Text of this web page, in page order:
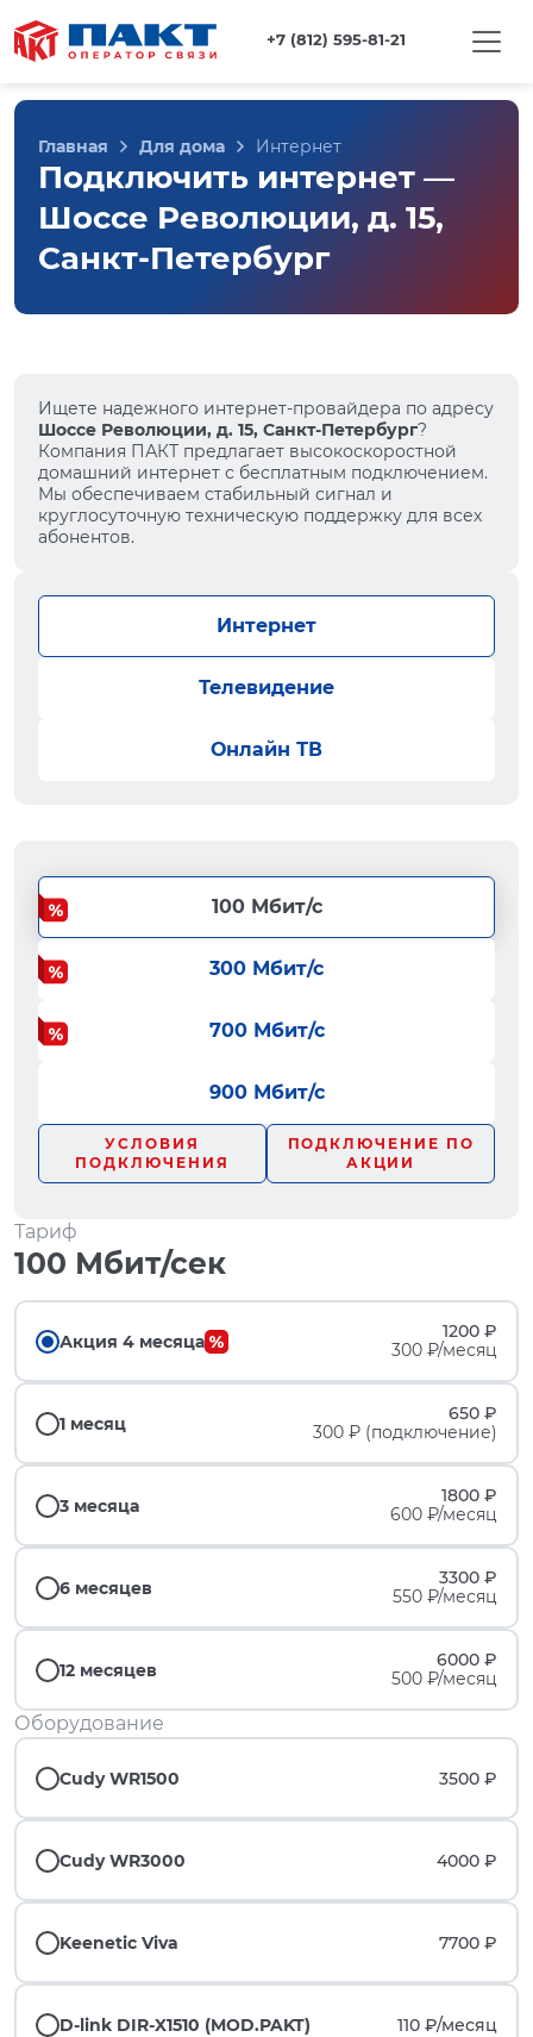
+7 (812) 595-81-21
Главная Для дома Интернет
Подключить интернет —
Шоссе Революции, д. 15,
Санкт-Петербург
Ищете надежного интернет-провайдера по адресу
Шоссе Революции, д. 15, Санкт-Петербург?
Компания ПАКТ предлагает высокоскоростной
домашний интернет с бесплатным подключением.
Мы обеспечиваем стабильный сигнал и
круглосуточную техническую поддержку для всех
абонентов.
Интернет
Телевидение
Онлайн ТВ
100 Мбит/с
300 Мбит/с
700 Мбит/с
900 Мбит/с
УСЛОВИЯ
ПОДКЛЮЧЕНИЯ
ПОДКЛЮЧЕНИЕ ПО
АКЦИИ
Тариф
100 Мбит/сек
Акция 4 месяца
1200 ₽
300 ₽/месяц
1 месяц
650 ₽
300 ₽ (подключение)
3 месяца
1800 ₽
600 ₽/месяц
6 месяцев
3300 ₽
550 ₽/месяц
12 месяцев
6000 ₽
500 ₽/месяц
Оборудование
Cudy WR1500 3500 ₽
Cudy WR3000 4000 ₽
Keenetic Viva 7700 ₽
D-link DIR-X1510 (MOD.PAKT) 110 ₽/месяц